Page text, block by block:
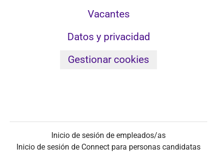
Vacantes
Datos y privacidad
Gestionar cookies
Inicio de sesión de empleados/as
Inicio de sesión de Connect para personas candidatas